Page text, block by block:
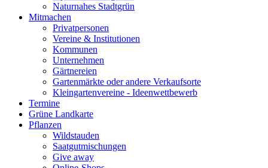
Naturnahes Stadtgrün
Mitmachen
Privatpersonen
Vereine & Institutionen
Kommunen
Unternehmen
Gärtnereien
Gartenmärkte oder andere Verkaufsorte
Kleingartenvereine - Ideenwettbewerb
Termine
Grüne Landkarte
Pflanzen
Wildstauden
Saatgutmischungen
Give away